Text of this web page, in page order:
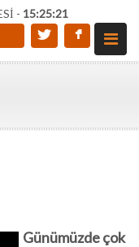
- 15:25:21
Günümüzde çok